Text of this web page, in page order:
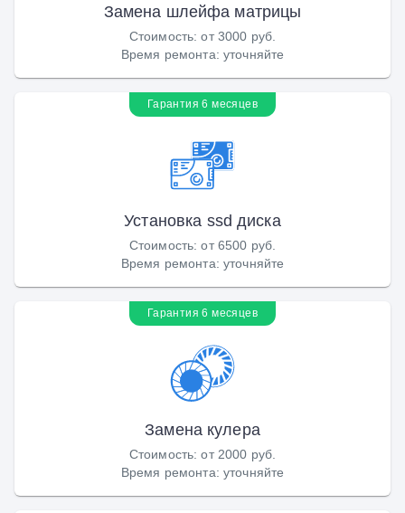
Замена шлейфа матрицы
Стоимость:от 3000 руб.
Время ремонта: уточняйте
Гарантия 6 месяцев
Установка ssd диска
Стоимость:от 6500 руб.
Время ремонта: уточняйте
Гарантия 6 месяцев
Замена кулера
Стоимость:от 2000 руб.
Время ремонта: уточняйте